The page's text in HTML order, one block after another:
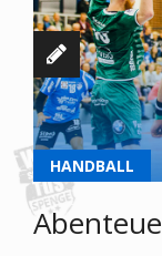
HANDBALL